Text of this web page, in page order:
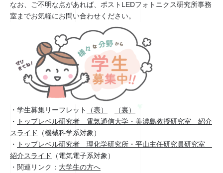
なお、ご不明な点があれば、ポストLEDフォトニクス研究所事務
室までお気軽にお問い合わせください。
・学生募集リーフレット （表）
（裏）
・
トップレベル研究者 電気通信大学・美濃島教授研究室 紹介
スライド
（機械科学系対象）
・
トップレベル研究者 理化学研究所・平山主任研究員研究室
紹介スライド
（電気電子系対象）
・関連リンク： 大学生の方へ